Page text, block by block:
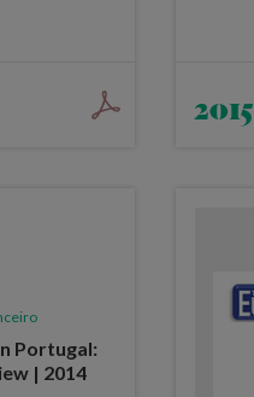
2015
Portugal:
| 2014